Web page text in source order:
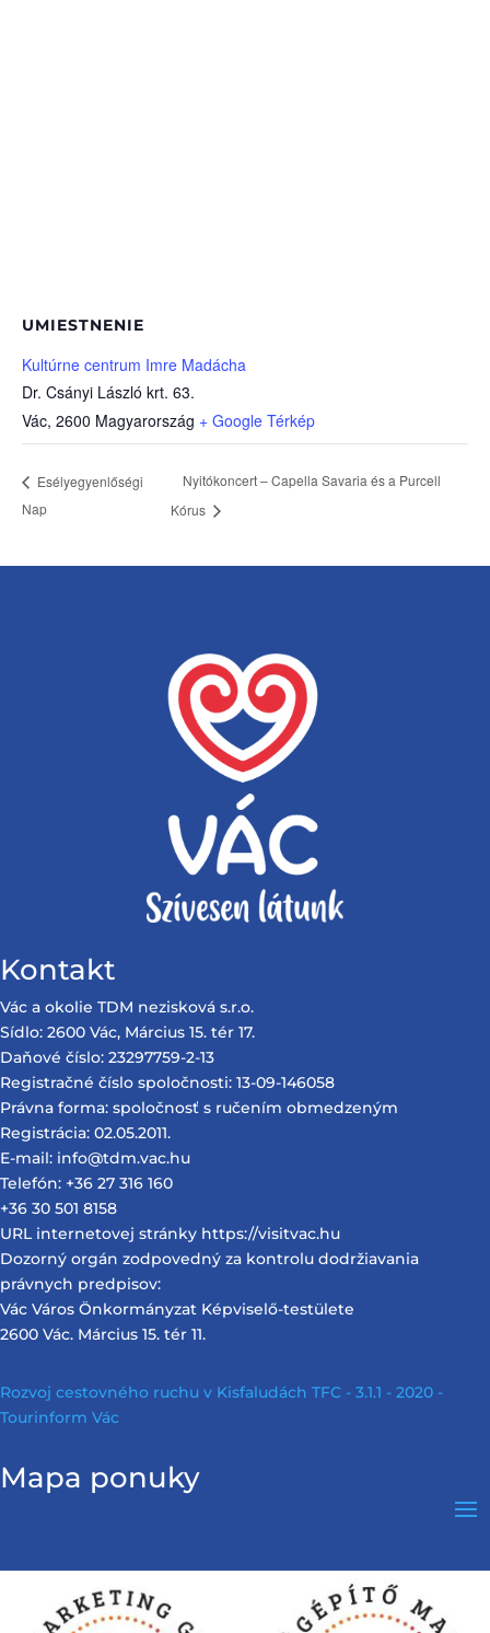
UMIESTNENIE
Kultúrne centrum Imre Madácha
Dr. Csányi László krt. 63.
Vác, 2600 Magyarország + Google Térkép
Esélyegyenlőségi
Nap
Nyitókoncert – Capella Savaria és a Purcell
Kórus
Kontakt
Vác a okolie TDM nezisková s.r.o.
Sídlo: 2600 Vác, Március 15. tér 17.
Daňové číslo: 23297759-2-13
Registračné číslo spoločnosti: 13-09-146058
Právna forma: spoločnosť s ručením obmedzeným
Registrácia: 02.05.2011.
E-mail: info@tdm.vac.hu
Telefón: +36 27 316 160
+36 30 501 8158
URL internetovej stránky https://visitvac.hu
Dozorný orgán zodpovedný za kontrolu dodržiavania
právnych predpisov:
Vác Város Önkormányzat Képviselő-testülete
2600 Vác. Március 15. tér 11.
Rozvoj cestovného ruchu v Kisfaludách TFC - 3.1.1 - 2020 -
Tourinform Vác
Mapa ponuky